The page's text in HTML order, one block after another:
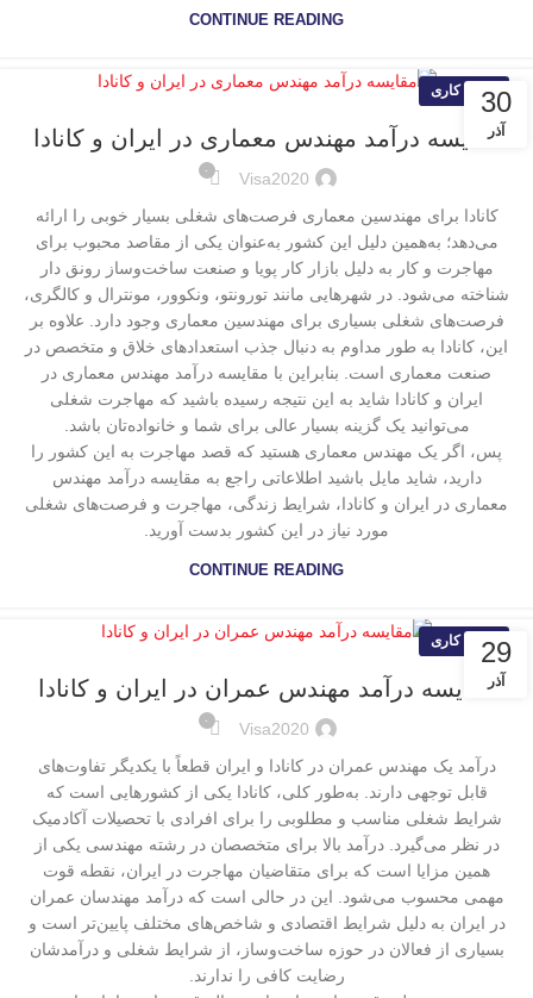
CONTINUE READING
30
آذر
ویزای کاری
مقایسه درآمد مهندس معماری در ایران و کانادا
Visa2020 ۰
کانادا برای مهندسین معماری فرصت‌های شغلی بسیار خوبی را ارائه
می‌دهد؛ به‌همین دلیل این کشور به‌عنوان یکی از مقاصد محبوب برای
مهاجرت و کار به دلیل بازار کار پویا و صنعت ساخت‌و‌ساز رونق دار
شناخته می‌شود. در شهرهایی مانند تورونتو، ونکوور، مونترال و کالگری،
فرصت‌های شغلی بسیاری برای مهندسین معماری وجود دارد. علاوه بر
این، کانادا به طور مداوم به دنبال جذب استعدادهای خلاق و متخصص در
صنعت معماری است. بنابراین با مقایسه درآمد مهندس معماری در
ایران و کانادا شاید به این نتیجه رسیده باشید که مهاجرت شغلی
می‌توانید یک گزینه بسیار عالی برای شما و خانواده‌تان باشد.
پس، اگر یک مهندس معماری هستید که قصد مهاجرت به این کشور را
دارید، شاید مایل باشید اطلاعاتی راجع به مقایسه درآمد مهندس
معماری در ایران و کانادا، شرایط زندگی، مهاجرت و فرصت‌های شغلی
مورد نیاز در این کشور بدست آورید.
CONTINUE READING
29
آذر
ویزای کاری
مقایسه درآمد مهندس عمران در ایران و کانادا
Visa2020 ۰
درآمد یک مهندس عمران در کانادا و ایران قطعاً با یکدیگر تفاوت‌های
قابل توجهی دارند. به‌طور کلی، کانادا یکی از کشورهایی است که
شرایط شغلی مناسب و مطلوبی را برای افرادی با تحصیلات آکادمیک
در نظر می‌گیرد. درآمد بالا برای متخصصان در رشته مهندسی یکی از
همین مزایا است که برای متقاضیان مهاجرت در ایران، نقطه قوت
مهمی محسوب می‌شود. این در حالی است که درآمد مهندسان عمران
در ایران به دلیل شرایط اقتصادی و شاخص‌های مختلف پایین‌تر است و
بسیاری از فعالان در حوزه ساخت‌وساز، از شرایط شغلی و درآمدشان
رضایت کافی را ندارند.